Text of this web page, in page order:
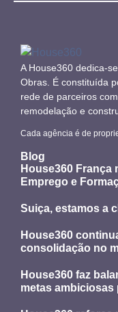
A House360 dedica-
Obras. É constituída
rede de parceiros
remodelação e
Cada agência é de
Blog
House360 França
Emprego e
Suiça, estamos a
House360
consolidação no
House360 faz
metas ambiciosas